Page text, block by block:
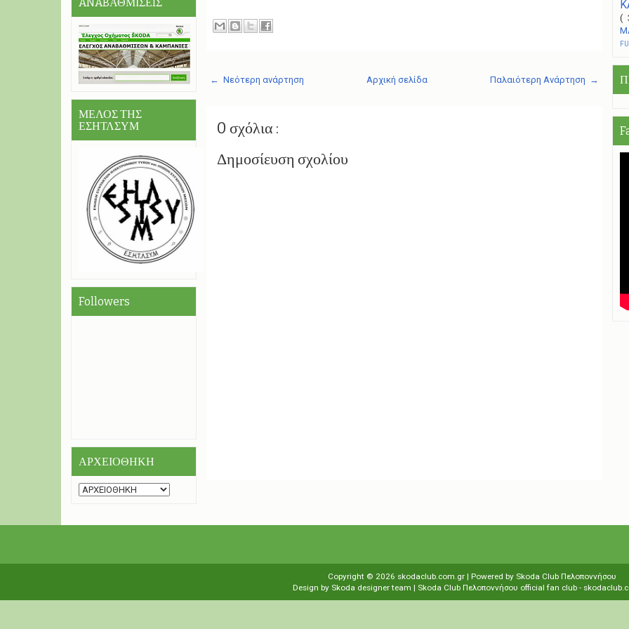
← Νεότερη ανάρτηση Παλαιότερη Ανάρτηση →
Αρχική σελίδα
0 σχόλια :
Δημοσίευση σχολίου
ΜΕΛΟΣ ΤΗΣ
ΕΣΗΤΛΣΥΜ
Followers
ΑΡΧΕΙΟΘΗΚΗ
(
Copyright © 2026 skodaclub.com.gr | Powered by Skoda Club Πελοποννήσου
Design by Skoda designer team | Skoda Club Πελοποννήσου οfficial fan club -